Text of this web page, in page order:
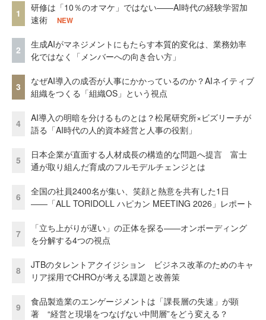
1
研修は「10％のオマケ」ではない——AI時代の経験学習加
速術
NEW
2
生成AIがマネジメントにもたらす本質的変化は、業務効率
化ではなく「メンバーへの向き合い方」
3
なぜAI導入の成否が人事にかかっているのか？AIネイティブ
組織をつくる「組織OS」という視点
4
AI導入の明暗を分けるものとは？松尾研究所×ビズリーチが
語る「AI時代の人的資本経営と人事の役割」
5
日本企業が直面する人材成長の構造的な問題へ提言 富士
通が取り組んだ育成のフルモデルチェンジとは
6
全国の社員2400名が集い、笑顔と熱意を共有した1日
――「ALL TORIDOLL ハピカン MEETING 2026」レポート
7
「立ち上がりが遅い」の正体を探る——オンボーディング
を分解する4つの視点
8
JTBのタレントアクイジション ビジネス改革のためのキャ
リア採用でCHROが考える課題と改善策
9
食品製造業のエンゲージメントは「課長層の失速」が顕
著 “経営と現場をつなげない中間層”をどう変える？